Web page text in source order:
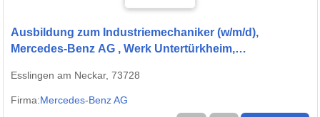
Ausbildung zum Industriemechaniker (w/m/d),
Mercedes-Benz AG , Werk Untertürkheim,
Esslingen am Neckar, 73728
Firma:Mercedes-Benz AG